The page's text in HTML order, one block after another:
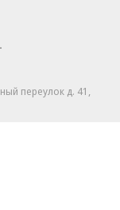
переулок д. 41,